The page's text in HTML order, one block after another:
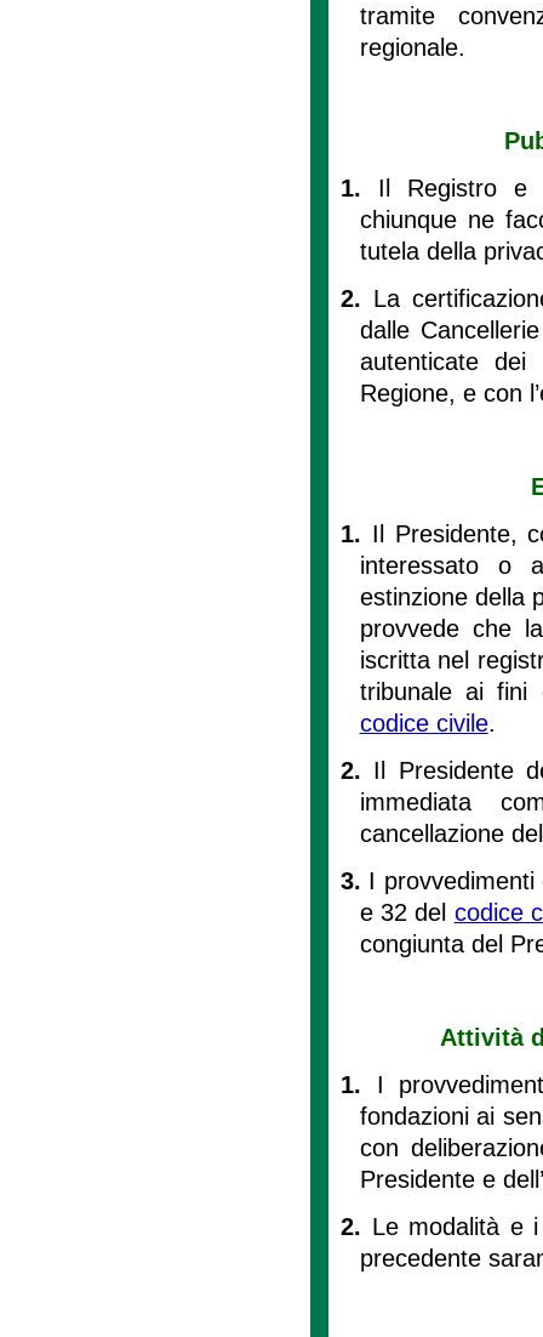
tramite
regionale.
1. Il Registro e
chiunque ne
tutela della
2. La
dalle
autenticate dei
Regione, e con
1. Il Presidente,
interessato o
estinzione della
provvede che
iscritta nel
tribunale ai fini
codice civile.
2. Il Presidente
immediata
cancellazione
3. I provvedimenti
e 32 del codice
congiunta del
Attività
1. I
fondazioni ai
con
Presidente e
2. Le modalità e
precedente